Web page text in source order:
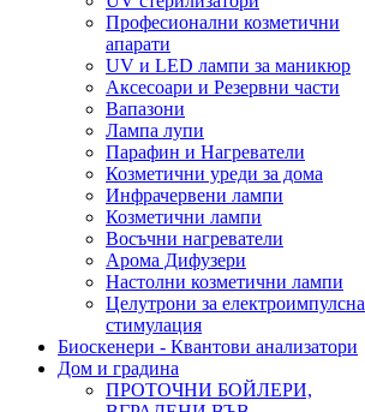
Професионални козметични
апарати
UV и LED лампи за маникюр
Аксесоари и Резервни части
Вапазони
Лампа лупи
Парафин и Нагреватели
Козметични уреди за дома
Инфрачервени лампи
Козметични лампи
Восъчни нагреватели
Арома Дифузери
Настолни козметични лампи
Целутрони за електроимпулсна
стимулация
Биоскенери - Квантови анализатори
Дом и градина
ПРОТОЧНИ БОЙЛЕРИ,